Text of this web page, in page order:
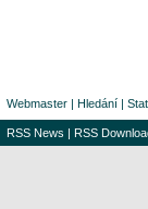
Webmaster | Hledání |
RSS News | RSS